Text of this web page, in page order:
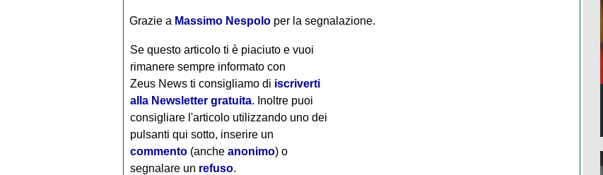
Grazie a Massimo Nespoloper la segnalazione.
Se questo articolo ti è piaciuto e vuoi
rimanere sempre informato con
Zeus News ti consigliamo di iscriverti
alla Newsletter gratuita. Inoltre puoi
consigliare l'articolo utilizzando uno dei
pulsanti qui sotto, inserire un
commento(anche anonimo) o
segnalare un refuso.